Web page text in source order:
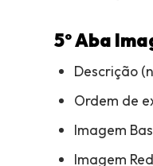
5ºAba
Descrição
Ordem de
Imagem
Imagem